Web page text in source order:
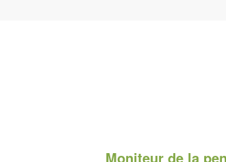
Moniteur de la